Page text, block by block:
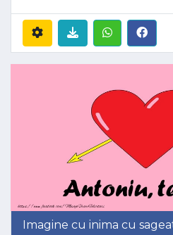
Imagine cu inima cu